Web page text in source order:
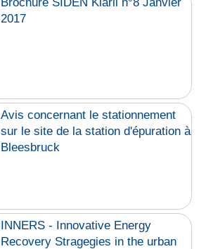
2017
Avis concernant le stationnement
sur le site de la station d'épuration à
Bleesbruck
INNERS - Innovative Energy
Recovery Stragegies in the urban